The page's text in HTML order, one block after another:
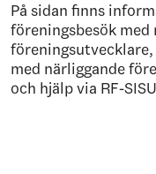
På sidan finns
föreningsbesök med
med närliggande
och hjälp via RF-